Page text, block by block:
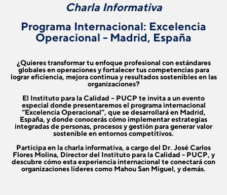
Charla Informativa
Programa Internacional: Excelencia
Operacional - Madrid, España
¿Quieres transformar tu enfoque profesional con estándares
globales en operaciones y fortalecer tus competencias para
lograr eficiencia, mejora continua y resultados sostenibles en las
organizaciones?
El Instituto para la Calidad – PUCP te invita a un evento
especial donde presentaremos el programa internacional
“Excelencia Operacional”, que se desarrollará en Madrid,
España, y donde conocerás cómo implementar estrategias
integradas de personas, procesos y gestión para generar valor
sostenible en entornos competitivos.
Participa en lacharla informativa, a cargo del Dr. José Carlos
Flores Molina, Director del Instituto para la Calidad - PUCP, y
descubre cómo esta experiencia internacional te conectará con
organizaciones líderes como Mahou San Miguel, y demás.